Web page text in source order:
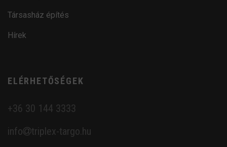
Társasház építés
Hírek
ELÉRHETŐSÉGEK
+36 30 144 3333
info
triplex-targo.hu